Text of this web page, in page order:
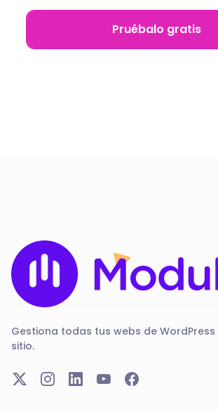
Pruébalo gratis
Gestiona todas tus webs de
sitio.